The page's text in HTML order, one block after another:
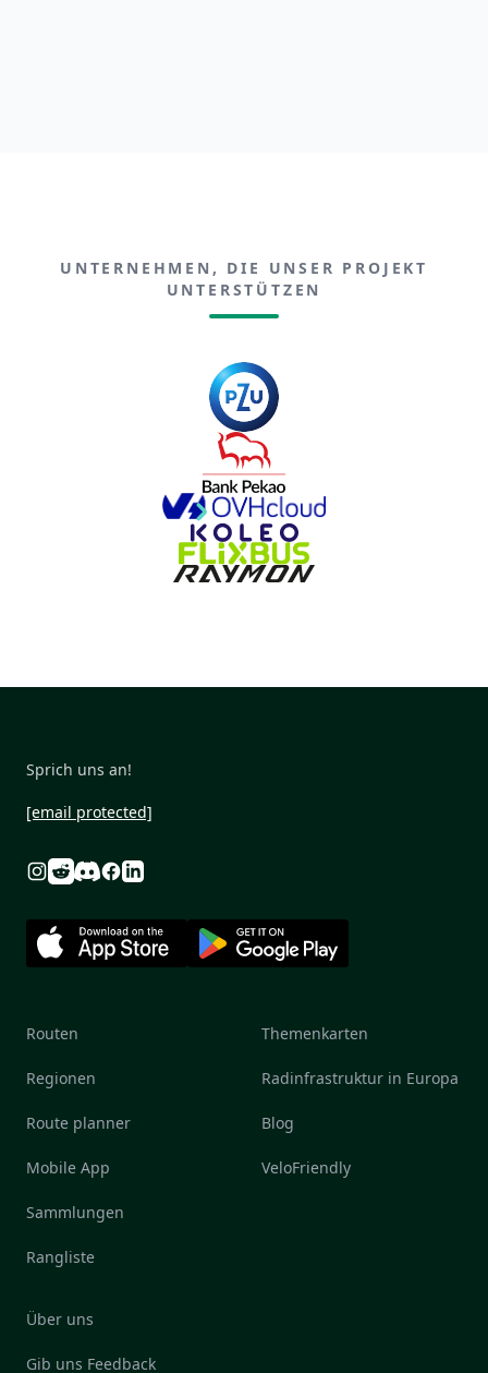
UNTERNEHMEN, DIE UNSER PROJEKT
UNTERSTÜTZEN
Sprich uns an!
[email protected]
Instagram
RedditDiscord
Facebook
Linkedin
Routen
Regionen
Route planner
Mobile App
Sammlungen
Rangliste
Themenkarten
Radinfrastruktur in Europa
Blog
VeloFriendly
Über uns
Gib uns Feedback